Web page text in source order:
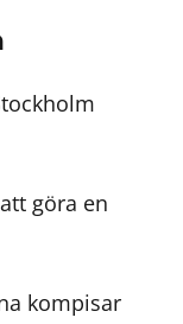
göra en
kompisar